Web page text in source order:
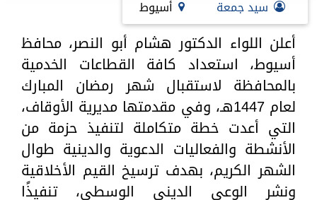
سيد جمعة أسيوط
أعلن اللواء الدكتور هشام أبو النصر، محافظ
أسيوط، استعداد كافة القطاعات الخدمية
بالمحافظة لاستقبال شهر رمضان المبارك
لعام 1447هـ، وفي مقدمتها مديرية الأوقاف،
التي أعدت خطة متكاملة لتنفيذ حزمة من
الأنشطة والفعاليات الدعوية والدينية طوال
الشهر الكريم، بهدف ترسيخ القيم الأخلاقية
ونشر الوعي الديني الوسطي، تنفيذًا